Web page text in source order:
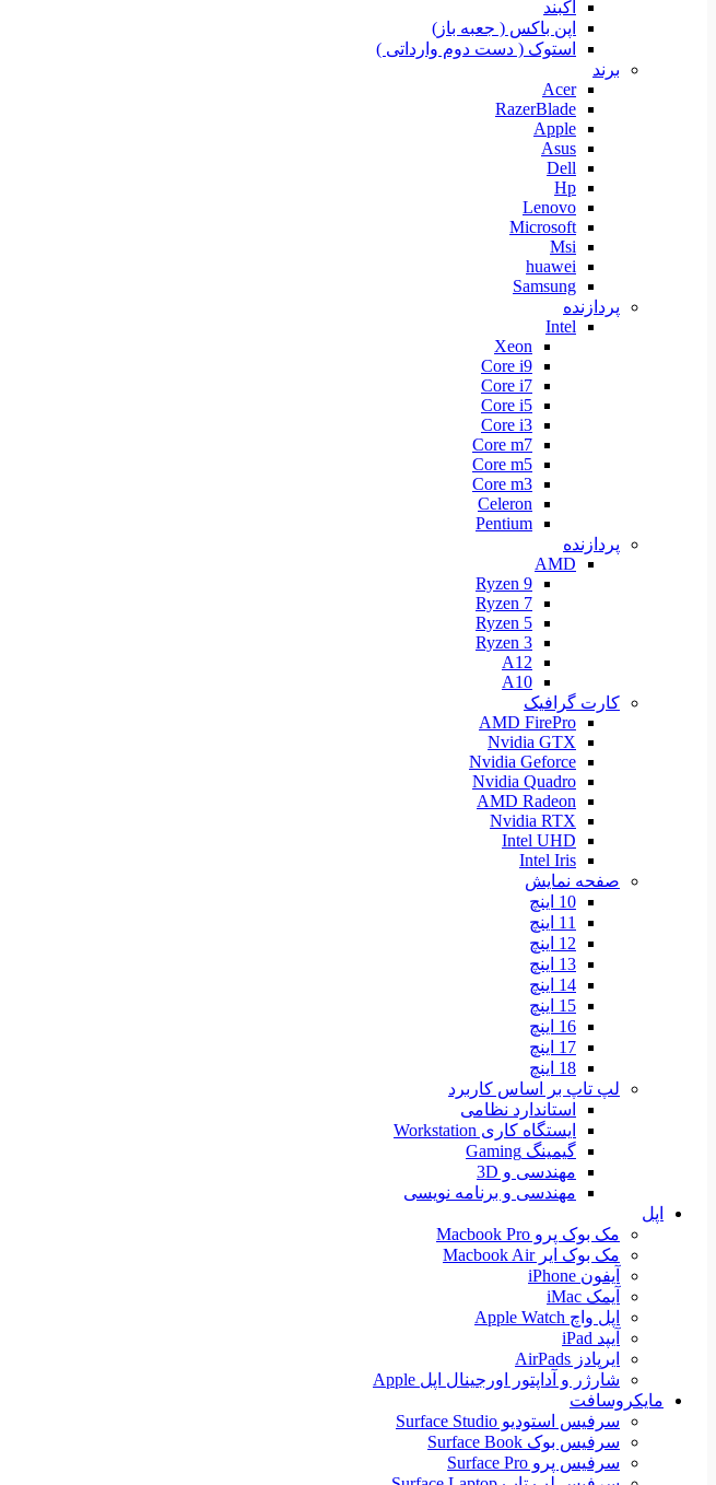
آکبند
اپن باکس ( جعبه باز)
استوک ( دست دوم وارداتی )
برند
Acer
RazerBlade
Apple
Asus
Dell
Hp
Lenovo
Microsoft
Msi
huawei
Samsung
پردازنده
Intel
Xeon
Core i9
Core i7
Core i5
Core i3
Core m7
Core m5
Core m3
Celeron
Pentium
پردازنده
AMD
Ryzen 9
Ryzen 7
Ryzen 5
Ryzen 3
A12
A10
کارت گرافیک
AMD FirePro
Nvidia GTX
Nvidia Geforce
Nvidia Quadro
AMD Radeon
Nvidia RTX
Intel UHD
Intel Iris
صفحه نمایش
10 اینچ
11 اینچ
12 اینچ
13 اینچ
14 اینچ
15 اینچ
16 اینچ
17 اینچ
18 اینچ
لپ تاپ بر اساس کاربرد
استاندارد نظامی
ایستگاه کاری Workstation
گیمینگ Gaming
مهندسی و 3D
مهندسی و برنامه نویسی
اپل
مک بوک پرو Macbook Pro
مک بوک ایر Macbook Air
آیفون iPhone
آیمک iMac
اپل واچ Apple Watch
آیپد iPad
ایرپادز AirPads
شارژر و آداپتور اورجینال اپل Apple
مایکروسافت
سرفیس استودیو Surface Studio
سرفیس بوک Surface Book
سرفیس پرو Surface Pro